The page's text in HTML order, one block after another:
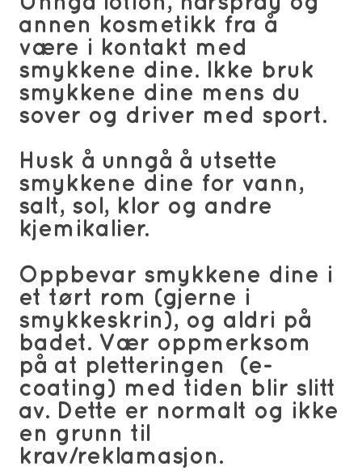
annen kosmetikk fra å
være i kontakt med
smykkene dine. Ikke bruk
smykkene dine mens du
sover og driver med sport.
Husk å unngå å utsette
smykkene dine for vann,
salt, sol, klor og andre
kjemikalier.
Oppbevar smykkene dine i
et tørt rom (gjerne i
smykkeskrin), og aldri på
badet. Vær oppmerksom
på at pletteringen (e-
coating) med tiden blir slitt
av. Dette er normalt og ikke
en grunn til
krav/reklamasjon.